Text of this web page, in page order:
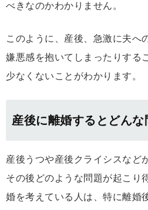
べきなのかわかりません。
このように、産後、急激に夫へ
嫌悪感を抱いてしまったりする
少なくないことがわかります。
産後に離婚するとどんな
産後うつや産後クライシスなど
その後どのような問題が起こり
婚を考えている人は、特に離婚